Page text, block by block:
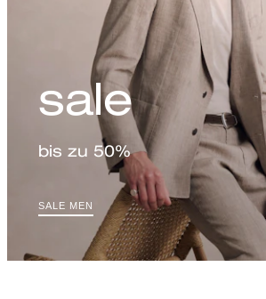
sale
bis zu 50%
SALE MEN